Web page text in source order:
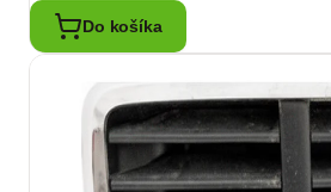
Do košíka